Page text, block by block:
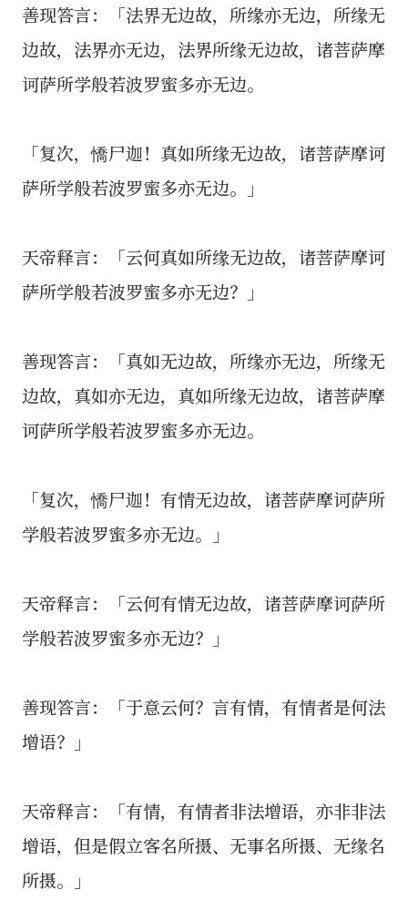
善现答言：「法界无边故，所缘亦无边，所缘无
边故，法界亦无边，法界所缘无边故，诸菩萨摩
诃萨所学般若波罗蜜多亦无边。
「复次，憍尸迦！真如所缘无边故，诸菩萨摩诃
萨所学般若波罗蜜多亦无边。」
天帝释言：「云何真如所缘无边故，诸菩萨摩诃
萨所学般若波罗蜜多亦无边？」
善现答言：「真如无边故，所缘亦无边，所缘无
边故，真如亦无边，真如所缘无边故，诸菩萨摩
诃萨所学般若波罗蜜多亦无边。
「复次，憍尸迦！有情无边故，诸菩萨摩诃萨所
学般若波罗蜜多亦无边。」
天帝释言：「云何有情无边故，诸菩萨摩诃萨所
学般若波罗蜜多亦无边？」
善现答言：「于意云何？言有情，有情者是何法
增语？」
天帝释言：「有情，有情者非法增语，亦非非法
增语，但是假立客名所摄、无事名所摄、无缘名
所摄。」